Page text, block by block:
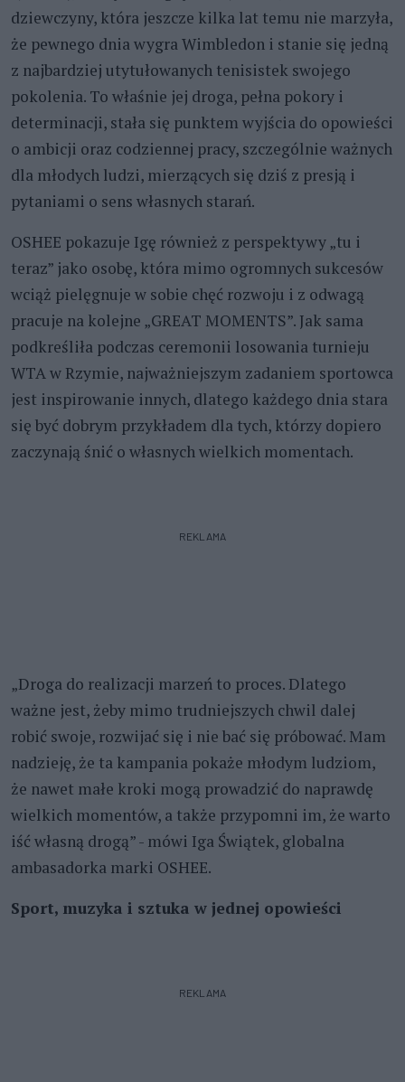
dziewczyny, która jeszcze kilka lat temu nie marzyła,
że pewnego dnia wygra Wimbledon i stanie się jedną
z najbardziej utytułowanych tenisistek swojego
pokolenia. To właśnie jej droga, pełna pokory i
determinacji, stała się punktem wyjścia do opowieści
o ambicji oraz codziennej pracy, szczególnie ważnych
dla młodych ludzi, mierzących się dziś z presją i
pytaniami o sens własnych starań.
OSHEE pokazuje Igę również z perspektywy „tu i
teraz” jako osobę, która mimo ogromnych sukcesów
wciąż pielęgnuje w sobie chęć rozwoju i z odwagą
pracuje na kolejne „GREAT MOMENTS”. Jak sama
podkreśliła podczas ceremonii losowania turnieju
WTA w Rzymie, najważniejszym zadaniem sportowca
jest inspirowanie innych, dlatego każdego dnia stara
się być dobrym przykładem dla tych, którzy dopiero
zaczynają śnić o własnych wielkich momentach.
REKLAMA
„Droga do realizacji marzeń to proces. Dlatego
ważne jest, żeby mimo trudniejszych chwil dalej
robić swoje, rozwijać się i nie bać się próbować. Mam
nadzieję, że ta kampania pokaże młodym ludziom,
że nawet małe kroki mogą prowadzić do naprawdę
wielkich momentów, a także przypomni im, że warto
iść własną drogą” - mówi Iga Świątek, globalna
ambasadorka marki OSHEE.
Sport, muzyka i sztuka w jednej opowieści
REKLAMA